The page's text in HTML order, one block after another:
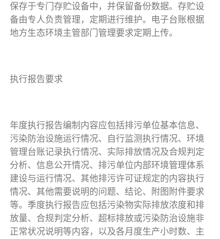
保存于专门存贮设备中，并保留备份数据。存贮设
备由专人负责管理，定期进行维护。电子台账根据
地方生态环境主管部门管理要求定期上传。
执行报告要求
年度执行报告编制内容应包括排污单位基本信息、
污染防治设施运行情况、自行监测执行情况、环境
管理台账记录执行情况、实际排放情况及合规判定
分析、信息公开情况、排污单位内部环境管理体系
建设与运行情况、其他排污许可证规定的内容执行
情况、其他需要说明的问题、结论、附图附件要求
等。季度执行报告应包括污染物实际排放浓度和排
放量、合规判定分析、超标排放或污染防治设施非
正常状况说明等内容，以及各月度生产小时数、主